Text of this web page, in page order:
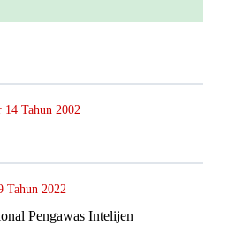
14 Tahun 2002
Tahun 2022
Pengawas Intelijen